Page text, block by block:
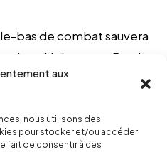
aux
nous utilisons des
pour stocker et/ou accéder
fait de consentir à ces
bas de combat sauvera
Lieberman-Barak
croire Ron Prozor,
Nations unies, c’est
secret au
révélé par le